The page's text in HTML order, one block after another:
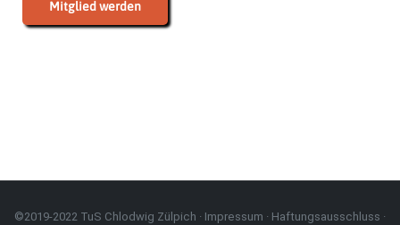
Mitglied werden
©2019-2022 TuS Chlodwig Zülpich · Impressum · Haftungsausschluss ·